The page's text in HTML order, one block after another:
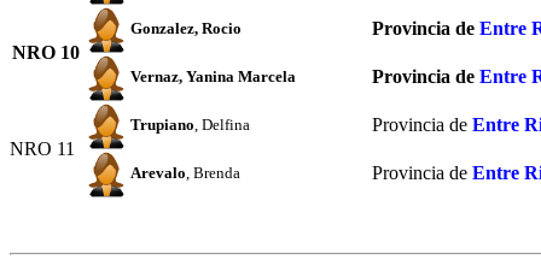
NRO 10
Gonzalez, Rocio Provincia de Entre
Vernaz, Yanina Marcela Provincia de Entre
NRO 11
Trupiano , Delfina Provincia de Entre
Arevalo , Brenda Provincia de Entre